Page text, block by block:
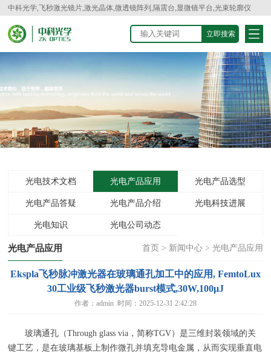
中科光学,飞秒激光镜片,激光晶体,微透镜阵列,隔震台,显微镜平台,光束轮廓仪
光电技术文档 光电产品应用 光电产品选型
光电产品答疑 光电产品介绍 光电科技进展
光电知识 光电公司动态
光电产品应用 首页 > 新闻中心> 光电产品应用
Ekspla飞秒脉冲激光器在玻璃通孔加工中的应用, FemtoLux
30工业级飞秒激光器burst模式,30W,100μJ
作者：admin 时间：2025-12-31 2:42:28
玻璃通孔（Through glass via ，简称TGV）是三维封装领域的关
键工艺，是在玻璃基板上制作微孔并填充导电金属，从而实现垂直电